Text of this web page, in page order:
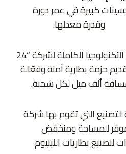
كبيرة في عمر دورة
وقدرة معدلها.
وبالاشتراك مع مجموعة التكنولوجيا الكاملة لشركة “24
حزمة بطارية آمنة وفعّالة
ألف ميل لكل شحنة.
التي تقوم بها شركة
للمساحة ومنخفض
بطاريات الليثيوم